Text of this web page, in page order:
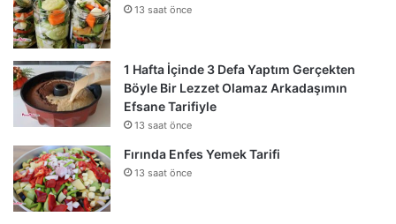
13 saat önce
1 Hafta İçinde 3 Defa Yaptım Gerçekten
Böyle Bir Lezzet Olamaz Arkadaşımın
Efsane Tarifiyle
13 saat önce
Fırında Enfes Yemek Tarifi
13 saat önce